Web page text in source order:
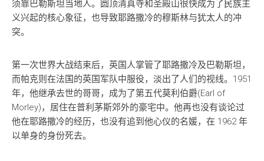
须靠巴勒斯坦当地人。圆顶清真寺和圣殿山很快成为了民族主
义兴起的核心象征，也导致耶路撒冷的穆斯林与犹太人的冲
突。
第一次世界大战结束后，英国人掌管了耶路撒冷及巴勒斯坦，
而帕克则在法国的英国军队中服役，淡出了人们的视线。1951
年，他继承去世的哥哥，成为了第五代莫利伯爵(Earl of
Morley)，居住在普利茅斯郊外的豪宅中。他再也没有谈论过
他在耶路撒冷的经历，也没有追到他心仪的名媛，在 1962 年
以单身的身份死去。